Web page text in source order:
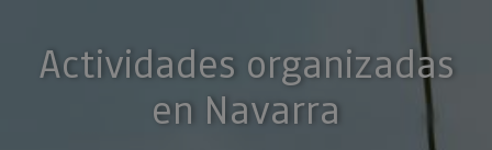
Actividades organizadas
en Navarra